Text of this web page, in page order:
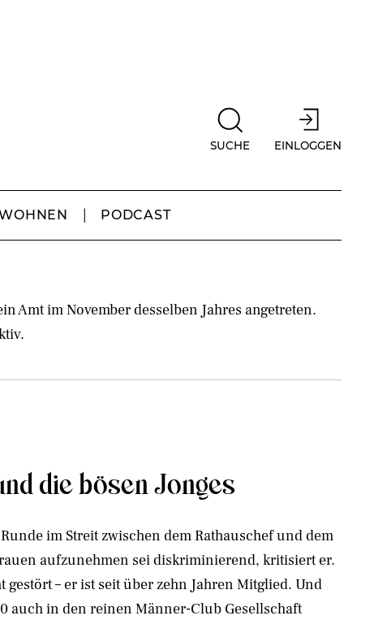
SUCHE EINLOGGEN
PODCAST
Amt im November desselben Jahres angetreten.
die bösen Jonges
im Streit zwischen dem Rathauschef und dem
aufzunehmen sei diskriminierend, kritisiert er.
gestört – er ist seit über zehn Jahren Mitglied. Und
auch in den reinen Männer-Club Gesellschaft